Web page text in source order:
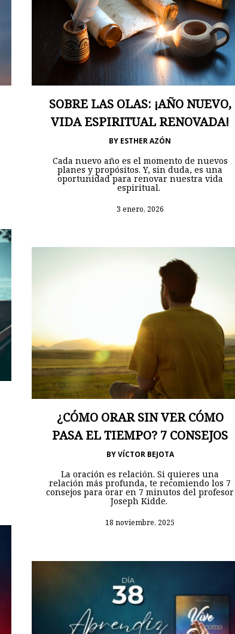
SOBRE LAS OLAS: ¡AÑO NUEVO,
VIDA ESPIRITUAL RENOVADA!
BY ESTHER AZÓN
Cada nuevo año es el momento de nuevos
planes y propósitos. Y, sin duda, es una
oportunidad para renovar nuestra vida
espiritual.
3 enero, 2026
¿CÓMO ORAR SIN VER CÓMO
PASA EL TIEMPO? 7 CONSEJOS
BYVÍCTOR BEJOTA
La oración es relación. Si quieres una
relación más profunda, te recomiendo los 7
consejos para orar en 7 minutos del profesor
Joseph Kidde.
18 noviembre, 2025